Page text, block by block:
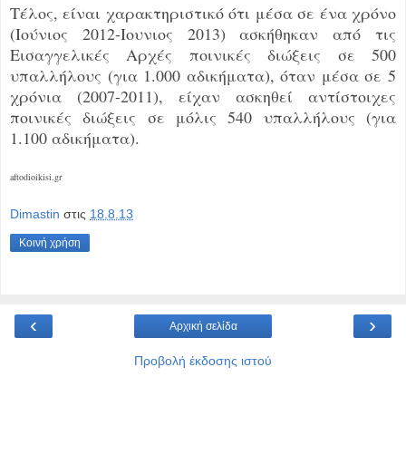
Τέλος, είναι χαρακτηριστικό ότι μέσα σε ένα χρόνο
(Ιούνιος 2012-Ιουνιος 2013) ασκήθηκαν από τις
Εισαγγελικές Αρχές ποινικές διώξεις σε 500
υπαλλήλους (για 1.000 αδικήματα), όταν μέσα σε 5
χρόνια (2007-2011), είχαν ασκηθεί αντίστοιχες
ποινικές διώξεις σε μόλις 540 υπαλλήλους (για
1.100 αδικήματα).
aftodioikisi.gr
Dimastin στις 18.8.13
Κοινή χρήση
‹ ›
Αρχική σελίδα
Προβολή έκδοσης ιστού